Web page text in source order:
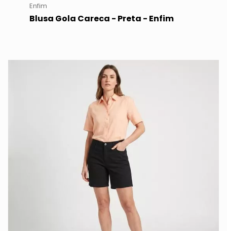
Enfim
Blusa Gola Careca - Preta - Enfim